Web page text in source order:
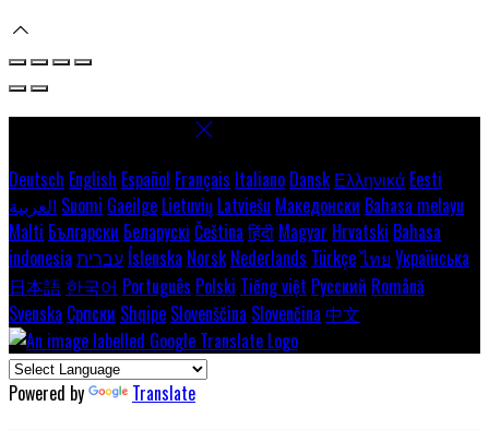
Deutsch English Español Français Italiano Dansk Ελληνικά Eesti
العربية Suomi Gaeilge Lietuvių Latviešu Македонски Bahasa melayu
Malti Български Беларускі Čeština हिंदी Magyar Hrvatski Bahasa
indonesia עברית Íslenska Norsk Nederlands Türkçeไทย Українська
日本語 한국어 Português Polski Tiếng việt Русский Română
Svenska Српски Shqipe Slovenščina Slovenčina 中文
Powered by Translate